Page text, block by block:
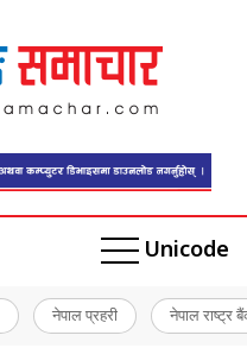
Unicode
नेपाल प्रहरी नेपाल राष्ट्र